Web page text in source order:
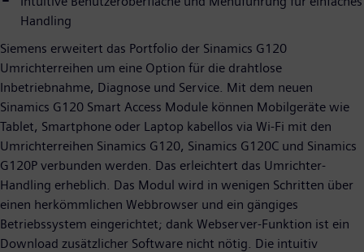
Handling
Siemens erweitert das Portfolio der Sinamics G120
Umrichterreihen um eine Option für die drahtlose
Inbetriebnahme, Diagnose und Service. Mit dem neuen
Sinamics G120 Smart Access Module können Mobilgeräte wie
Tablet, Smartphone oder Laptop kabellos via Wi-Fi mit den
Umrichterreihen Sinamics G120, Sinamics G120C und Sinamics
G120P verbunden werden. Das erleichtert das Umrichter-
Handling erheblich. Das Modul wird in wenigen Schritten über
einen herkömmlichen Webbrowser und ein gängiges
Betriebssystem eingerichtet; dank Webserver-Funktion ist ein
Download zusätzlicher Software nicht nötig. Die intuitiv